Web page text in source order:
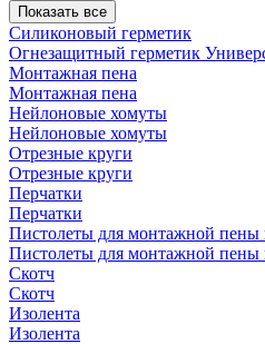
Показать все
Силиконовый герметик
Огнезащитный герметик
Монтажная пена
Монтажная пена
Нейлоновые хомуты
Нейлоновые хомуты
Отрезные круги
Отрезные круги
Перчатки
Перчатки
Пистолеты для монтажной пены
Пистолеты для монтажной пены
Скотч
Скотч
Изолента
Изолента